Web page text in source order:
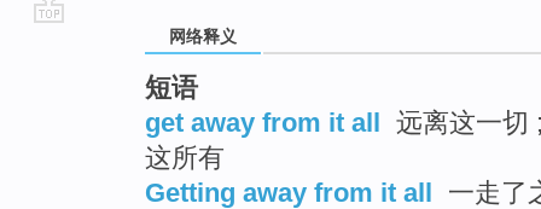
网络释义
短语
get away from it all 远离这一切
这所有
Getting away from it all 一走了